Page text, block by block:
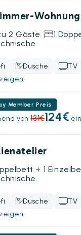
Wohnung
2 Gäste
1
Dusche
TV
Member Preis
von 131€124€
+ 1
Dusche
TV